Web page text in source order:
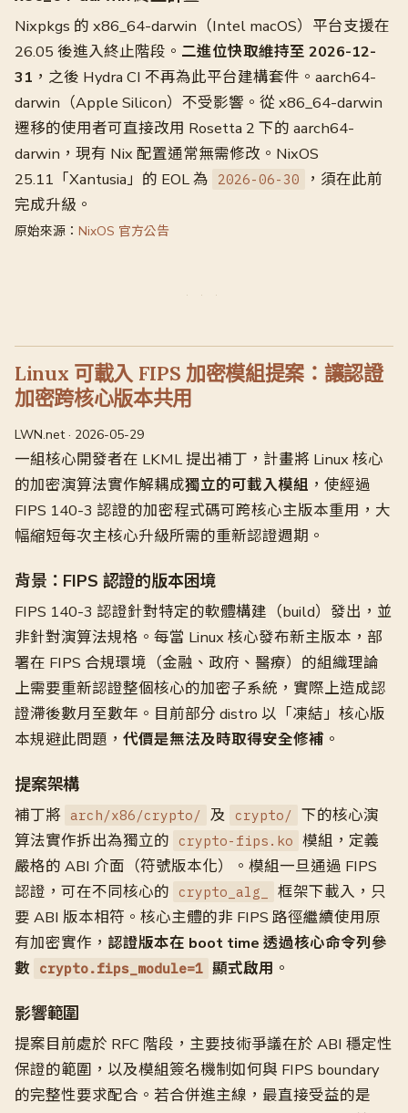
Nixpkgs 的 x86_64-darwin（Intel macOS）平台支援在
26.05 後進入終止階段。 二進位快取維持至 2026-12-
31 ，之後 Hydra CI 不再為此平台建構套件。aarch64-
darwin（Apple Silicon）不受影響。從 x86_64-darwin
遷移的使用者可直接改用 Rosetta 2 下的 aarch64-
darwin，現有 Nix 配置通常無需修改。NixOS
25.11「Xantusia」的 EOL 為
2026-06-30
，須在此前
完成升級。
原始來源： NixOS 官方公告
Linux 可載入 FIPS 加密模組提案：讓認證
加密跨核心版本共用
LWN.net · 2026-05-29
一組核心開發者在 LKML 提出補丁，計畫將 Linux 核心
的加密演算法實作解耦成獨立的可載入模組 ，使經過
FIPS 140-3 認證的加密程式碼可跨核心主版本重用，大
幅縮短每次主核心升級所需的重新認證週期。
背景：FIPS 認證的版本困境
FIPS 140-3 認證針對特定的軟體構建（build）發出，並
非針對演算法規格。每當 Linux 核心發布新主版本，部
署在 FIPS 合規環境（金融、政府、醫療）的組織理論
上需要重新認證整個核心的加密子系統，實際上造成認
證滯後數月至數年。目前部分 distro 以「凍結」核心版
本規避此問題， 代價是無法及時取得安全修補 。
提案架構
補丁將 arch/x86/crypto/ 及 crypto/ 下的核心演
算法實作拆出為獨立的
crypto-fips.ko 模組，定義
嚴格的 ABI 介面（符號版本化）。模組一旦通過 FIPS
認證，可在不同核心的
crypto_alg_
框架下載入，只
要 ABI 版本相符。核心主體的非 FIPS 路徑繼續使用原
有加密實作， 認證版本在 boot time 透過核心命令列參
數
crypto.fips_module=1 顯式啟用 。
影響範圍
提案目前處於 RFC 階段，主要技術爭議在於 ABI 穩定性
保證的範圍，以及模組簽名機制如何與 FIPS boundary
的完整性要求配合。若合併進主線，最直接受益的是